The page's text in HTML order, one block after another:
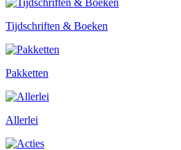
Tijdschriften & Boeken
Pakketten
Allerlei